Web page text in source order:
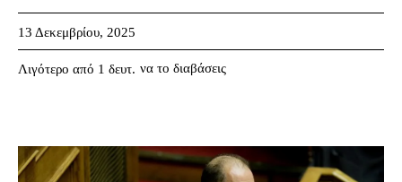
13 Δεκεμβρίου, 2025
Λιγότερο από 1 δευτ. να το διαβάσεις